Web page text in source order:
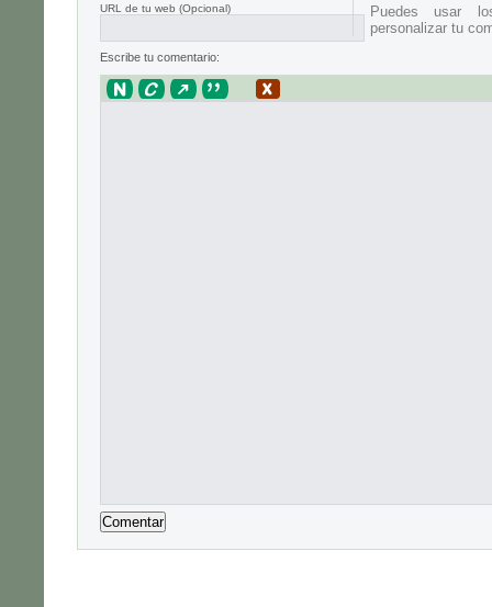
URL de tu web (Opcional)
Puedes usar
personalizar tu
Escribe tu comentario: